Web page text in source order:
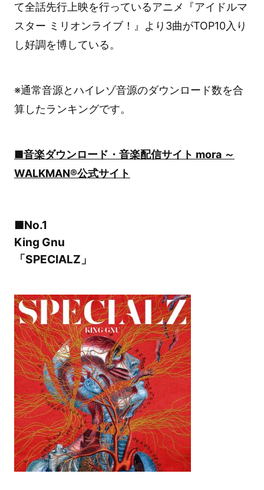
て全話先行上映を行っているアニメ『アイドルマ
スター ミリオンライブ！』より3曲がTOP10入り
し好調を博している。
※通常音源とハイレゾ音源のダウンロード数を合
算したランキングです。
■音楽ダウンロード・音楽配信サイト mora ～
WALKMAN®公式サイト
■No.1
King Gnu
「SPECIALZ」